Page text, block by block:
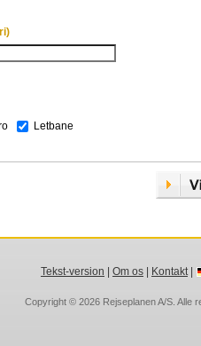
Letbane
Tekst-version Om os| Kontakt|
Copyright © 2026 Rejseplanen A/S . Alle